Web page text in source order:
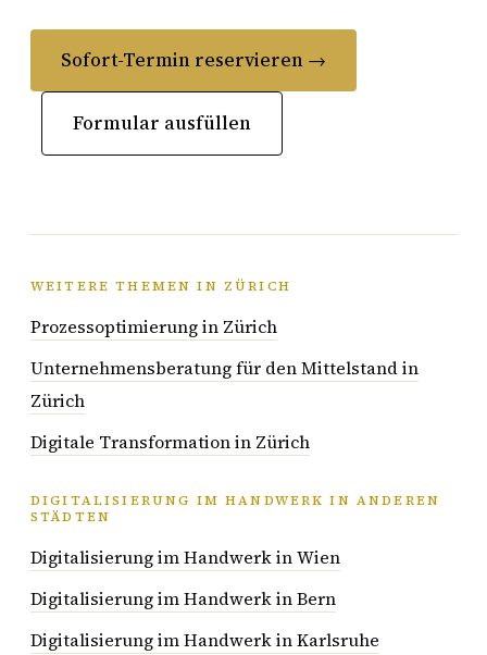
Sofort-Termin reservieren →
Formular ausfüllen
WEITERE THEMEN IN ZÜRICH
Prozessoptimierung in Zürich
Unternehmensberatung für den Mittelstand in
Zürich
Digitale Transformation in Zürich
DIGITALISIERUNG IM HANDWERK IN ANDEREN
STÄDTEN
Digitalisierung im Handwerk in Wien
Digitalisierung im Handwerk in Bern
Digitalisierung im Handwerk in Karlsruhe